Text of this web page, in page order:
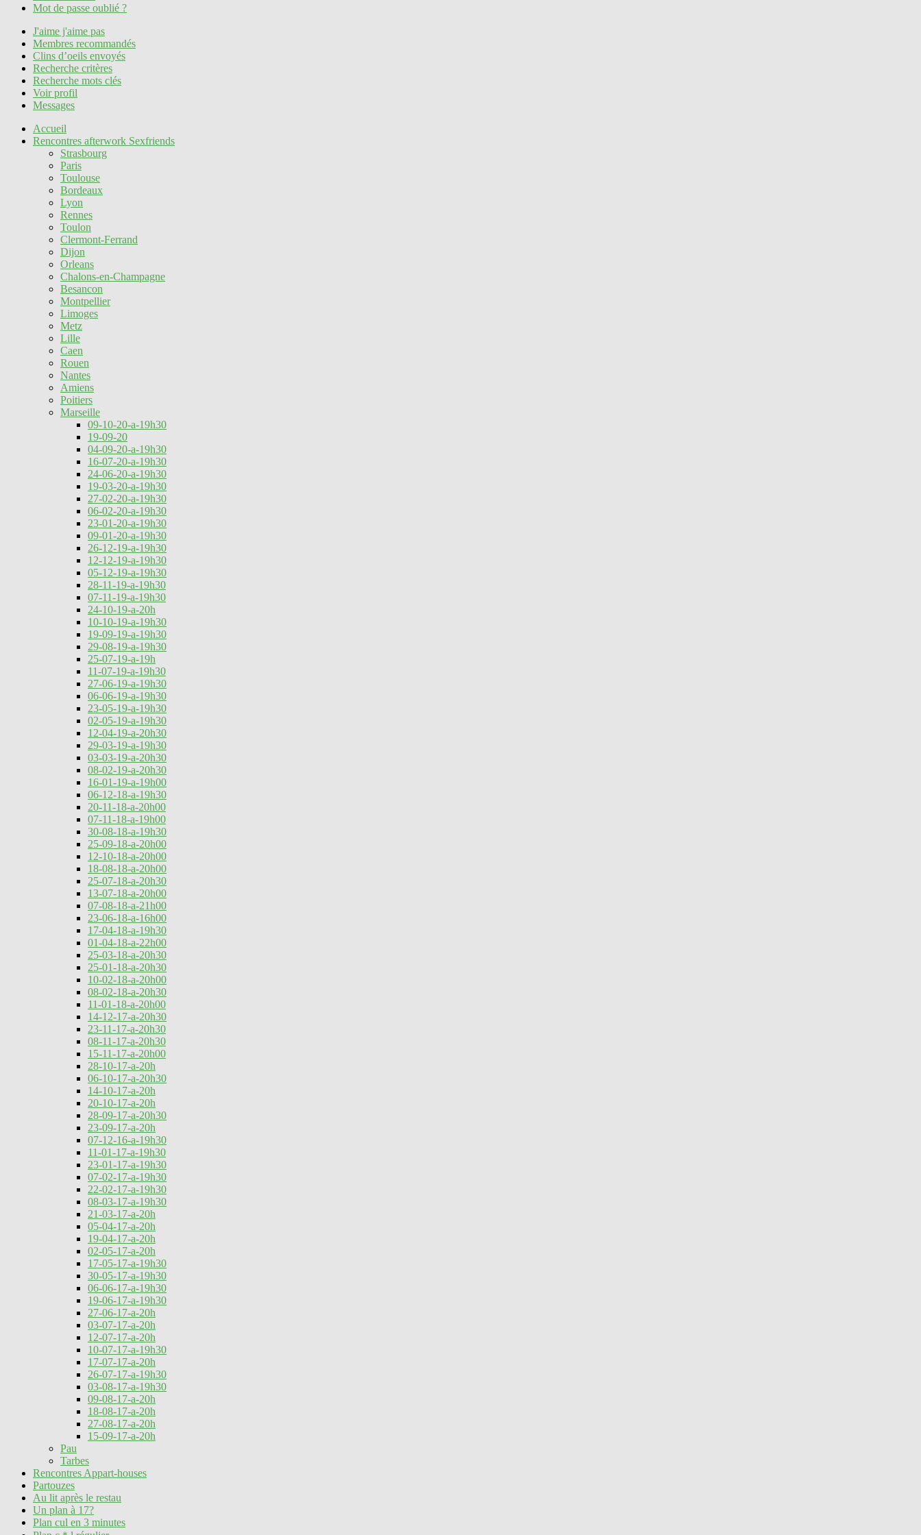
Mot de passe oublié ?
J'aime j'aime pas
Membres recommandés
Clins d’oeils envoyés
Recherche critères
Recherche mots clés
Voir profil
Messages
Accueil
Rencontres afterwork Sexfriends
Strasbourg
Paris
Toulouse
Bordeaux
Lyon
Rennes
Toulon
Clermont-Ferrand
Dijon
Orleans
Chalons-en-Champagne
Besancon
Montpellier
Limoges
Metz
Lille
Caen
Rouen
Nantes
Amiens
Poitiers
Marseille
09-10-20-a-19h30
19-09-20
04-09-20-a-19h30
16-07-20-a-19h30
24-06-20-a-19h30
19-03-20-a-19h30
27-02-20-a-19h30
06-02-20-a-19h30
23-01-20-a-19h30
09-01-20-a-19h30
26-12-19-a-19h30
12-12-19-a-19h30
05-12-19-a-19h30
28-11-19-a-19h30
07-11-19-a-19h30
24-10-19-a-20h
10-10-19-a-19h30
19-09-19-a-19h30
29-08-19-a-19h30
25-07-19-a-19h
11-07-19-a-19h30
27-06-19-a-19h30
06-06-19-a-19h30
23-05-19-a-19h30
02-05-19-a-19h30
12-04-19-a-20h30
29-03-19-a-19h30
03-03-19-a-20h30
08-02-19-a-20h30
16-01-19-a-19h00
06-12-18-a-19h30
20-11-18-a-20h00
07-11-18-a-19h00
30-08-18-a-19h30
25-09-18-a-20h00
12-10-18-a-20h00
18-08-18-a-20h00
25-07-18-a-20h30
13-07-18-a-20h00
07-08-18-a-21h00
23-06-18-a-16h00
17-04-18-a-19h30
01-04-18-a-22h00
25-03-18-a-20h30
25-01-18-a-20h30
10-02-18-a-20h00
08-02-18-a-20h30
11-01-18-a-20h00
14-12-17-a-20h30
23-11-17-a-20h30
08-11-17-a-20h30
15-11-17-a-20h00
28-10-17-a-20h
06-10-17-a-20h30
14-10-17-a-20h
20-10-17-a-20h
28-09-17-a-20h30
23-09-17-a-20h
07-12-16-a-19h30
11-01-17-a-19h30
23-01-17-a-19h30
07-02-17-a-19h30
22-02-17-a-19h30
08-03-17-a-19h30
21-03-17-a-20h
05-04-17-a-20h
19-04-17-a-20h
02-05-17-a-20h
17-05-17-a-19h30
30-05-17-a-19h30
06-06-17-a-19h30
19-06-17-a-19h30
27-06-17-a-20h
03-07-17-a-20h
12-07-17-a-20h
10-07-17-a-19h30
17-07-17-a-20h
26-07-17-a-19h30
03-08-17-a-19h30
09-08-17-a-20h
18-08-17-a-20h
27-08-17-a-20h
15-09-17-a-20h
Pau
Tarbes
Rencontres Appart-houses
Partouzes
Au lit après le restau
Un plan à 17?
Plan cul en 3 minutes